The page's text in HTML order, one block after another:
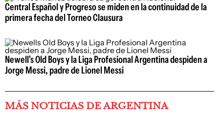
Central Español y Progreso se miden en la continuidad de la
primera fecha del Torneo Clausura
Newell's Old Boys y la Liga Profesional Argentina despiden a
Jorge Messi, padre de Lionel Messi
MÁS NOTICIAS DE ARGENTINA